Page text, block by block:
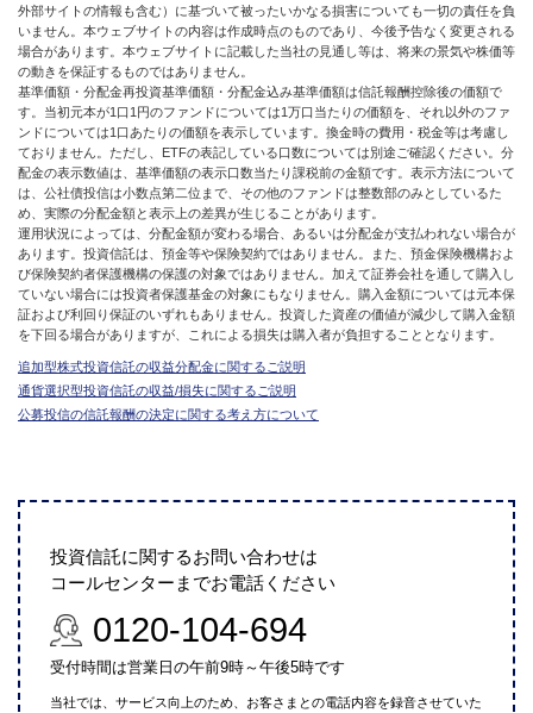
外部サイトの情報も含む）に基づいて被ったいかなる損害についても一切の責任を負
いません。本ウェブサイトの内容は作成時点のものであり、今後予告なく変更される
場合があります。本ウェブサイトに記載した当社の見通し等は、将来の景気や株価等
の動きを保証するものではありません。
基準価額・分配金再投資基準価額・分配金込み基準価額は信託報酬控除後の価額で
す。当初元本が1口1円のファンドについては1万口当たりの価額を、それ以外のファ
ンドについては1口あたりの価額を表示しています。換金時の費用・税金等は考慮し
ておりません。ただし、ETFの表記している口数については別途ご確認ください。分
配金の表示数値は、基準価額の表示口数当たり課税前の金額です。表示方法について
は、公社債投信は小数点第二位まで、その他のファンドは整数部のみとしているた
め、実際の分配金額と表示上の差異が生じることがあります。
運用状況によっては、分配金額が変わる場合、あるいは分配金が支払われない場合が
あります。投資信託は、預金等や保険契約ではありません。また、預金保険機構およ
び保険契約者保護機構の保護の対象ではありません。加えて証券会社を通して購入し
ていない場合には投資者保護基金の対象にもなりません。購入金額については元本保
証および利回り保証のいずれもありません。投資した資産の価値が減少して購入金額
を下回る場合がありますが、これによる損失は購入者が負担することとなります。
追加型株式投資信託の収益分配金に関するご説明
通貨選択型投資信託の収益/損失に関するご説明
公募投信の信託報酬の決定に関する考え方について
投資信託に関するお問い合わせは
コールセンターまでお電話ください
0120-104-694
受付時間は営業日の午前9時～午後5時です
当社では、サービス向上のため、お客さまとの電話内容を録音させていた